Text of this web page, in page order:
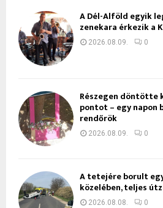
A Dél-Alföld egyik
zenekara érkezik a
2026.08.09. 0
Részegen döntötte
pontot – egy napon
rendőrök
2026.08.09. 0
A tetejére borult
közelében, teljes
2026.08.08. 0